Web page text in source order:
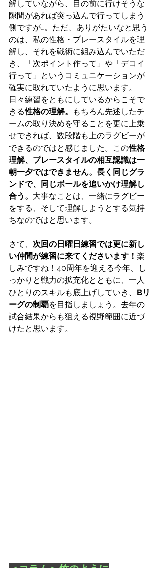
解していながら、目の前に行けそうな
隙間があれば突っ込んで行ってしまう
側ですが…。ただ、ありがたいなと思う
のは、私の性格・プレースタイルを理
解し、それを戦術に組み込んでいただ
き、「次ポイント作って」や「デコイ
行って」というコミュニケーションが
確実に取れていたように思います。
日々練習をともにしているからこそで
きる性格の理解。
もちろん先述したチ
ームの取り決めを守ることを更に上乗
せできれば、数段階も上のラグビーが
できるのではと感じました。この性格
理解、プレースタイルの相互認識は一
朝一夕ではできません。長く同じグラ
ンドで、同じボールを追いかけ理解し
合う。 大事なことは、一緒にラグビー
をする、そして理解しようとする気持
ちなのではと思います。
さて、 次回の日曜日練習では更に新し
い仲間が練習に来てくださいます！ 楽
しみですね！40周年を迎える今年、し
っかりと戦力の拡充化とともに、一人
ひとりのスキルも底上げしていき、 Bリ
ーグの制覇を目指しましょう。去年の
試合結果からも狙える視野範囲に近づ
けたと思います。